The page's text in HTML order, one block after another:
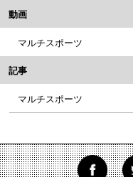
動画
マルチスポーツ
記事
マルチスポーツ